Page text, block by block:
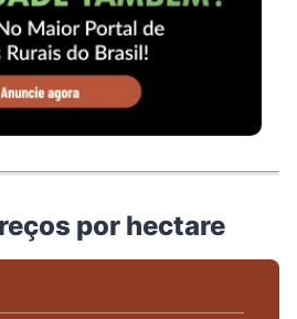
por hectare